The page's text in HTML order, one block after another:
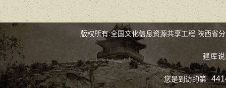
版权所有:全国文化信息资源共享工程 陕西省
建库
您是到访的第